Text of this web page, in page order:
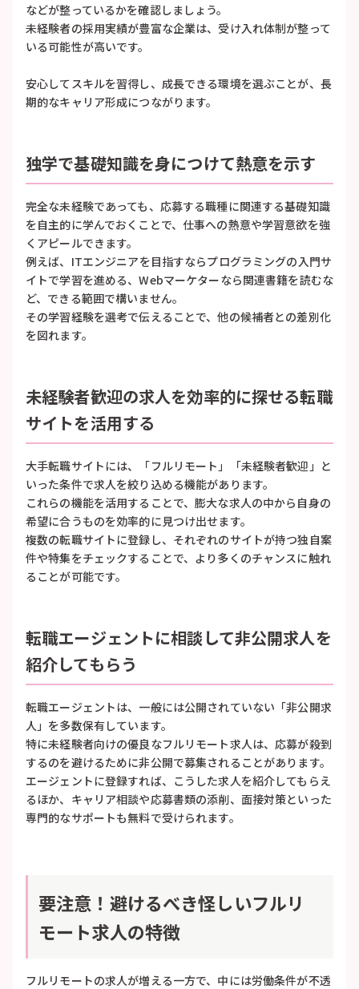
などが整っているかを確認しましょう。
未経験者の採用実績が豊富な企業は、受け入れ体制が整って
いる可能性が高いです。
安心してスキルを習得し、成長できる環境を選ぶことが、長
期的なキャリア形成につながります。
独学で基礎知識を身につけて熱意を示す
完全な未経験であっても、応募する職種に関連する基礎知識
を自主的に学んでおくことで、仕事への熱意や学習意欲を強
くアピールできます。
例えば、ITエンジニアを目指すならプログラミングの入門サ
イトで学習を進める、Webマーケターなら関連書籍を読むな
ど、できる範囲で構いません。
その学習経験を選考で伝えることで、他の候補者との差別化
を図れます。
未経験者歓迎の求人を効率的に探せる転職
サイトを活用する
大手転職サイトには、「フルリモート」「未経験者歓迎」と
いった条件で求人を絞り込める機能があります。
これらの機能を活用することで、膨大な求人の中から自身の
希望に合うものを効率的に見つけ出せます。
複数の転職サイトに登録し、それぞれのサイトが持つ独自案
件や特集をチェックすることで、より多くのチャンスに触れ
ることが可能です。
転職エージェントに相談して非公開求人を
紹介してもらう
転職エージェントは、一般には公開されていない「非公開求
人」を多数保有しています。
特に未経験者向けの優良なフルリモート求人は、応募が殺到
するのを避けるために非公開で募集されることがあります。
エージェントに登録すれば、こうした求人を紹介してもらえ
るほか、キャリア相談や応募書類の添削、面接対策といった
専門的なサポートも無料で受けられます。
要注意！避けるべき怪しいフルリ
モート求人の特徴
フルリモートの求人が増える一方で、中には労働条件が不透